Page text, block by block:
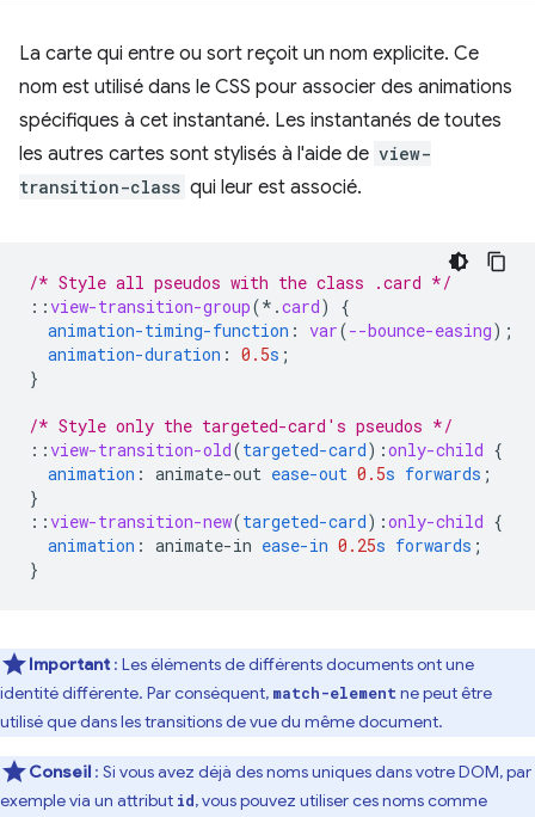
La carte qui entre ou sort reçoit un nom explicite. Ce
nom est utilisé dans le CSS pour associer des animations
spécifiques à cet instantané. Les instantanés de toutes
les autres cartes sont stylisés à l'aide de view-
transition-class qui leur est associé.
/* Style all pseudos with the class .card */
::view-transition-group(* .card)
{
animation-timing-function : var(--bounce-easing);
animation-duration : 0.5s ;
}
/* Style only the targeted-card's pseudos */
::view-transition-old(targeted-card) :only-child {
animation : animate-out ease-out 0.5s forwards ;
}
::view-transition-new(targeted-card) :only-child {
animation : animate-in ease-in 0.25s forwards ;
}
Important : Les éléments de différents documents ont une
identité différente. Par conséquent, match-element ne peut être
utilisé que dans les transitions de vue du même document.
Conseil : Si vous avez déjà des noms uniques dans votre DOM, par
exemple via un attribut id, vous pouvez utiliser ces noms comme